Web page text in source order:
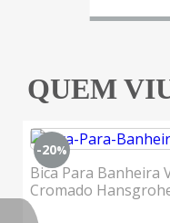
QUEM
-20%
Bica Para Banheira
Cromado